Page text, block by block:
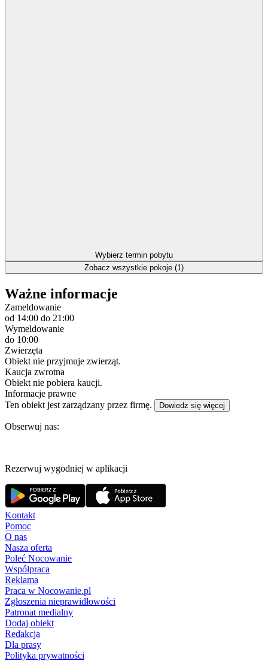
Wybierz termin pobytu
Zobacz wszystkie pokoje (1)
Ważne informacje
Zameldowanie
od 14:00 do 21:00
Wymeldowanie
do 10:00
Zwierzęta
Obiekt nie przyjmuje zwierząt.
Kaucja zwrotna
Obiekt nie pobiera kaucji.
Informacje prawne
Ten obiekt jest zarządzany przez firmę.
Dowiedz się więcej
Obserwuj nas:
Rezerwuj wygodniej w aplikacji
Kontakt
Pomoc
O nas
Nasza oferta
Poleć Nocowanie
Współpraca
Reklama
Praca w Nocowanie.pl
Zgłoszenia nieprawidłowości
Patronat medialny
Dodaj obiekt
Redakcja
Dla prasy
Polityka prywatności